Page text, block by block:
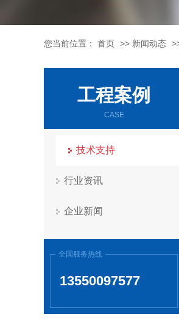
您当前位置： 首页 >> 新闻动态
工程案例
CASE
技术支持
行业资讯
企业新闻
全国服务热线
13550097577